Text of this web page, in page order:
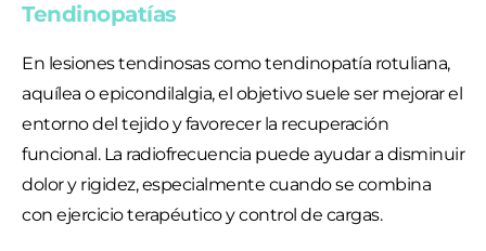
Tendinopatías
En lesiones tendinosas como tendinopatía rotuliana,
aquílea o epicondilalgia, el objetivo suele ser mejorar el
entorno del tejido y favorecer la recuperación
funcional. La radiofrecuencia puede ayudar a disminuir
dolor y rigidez, especialmente cuando se combina
con ejercicio terapéutico y control de cargas.